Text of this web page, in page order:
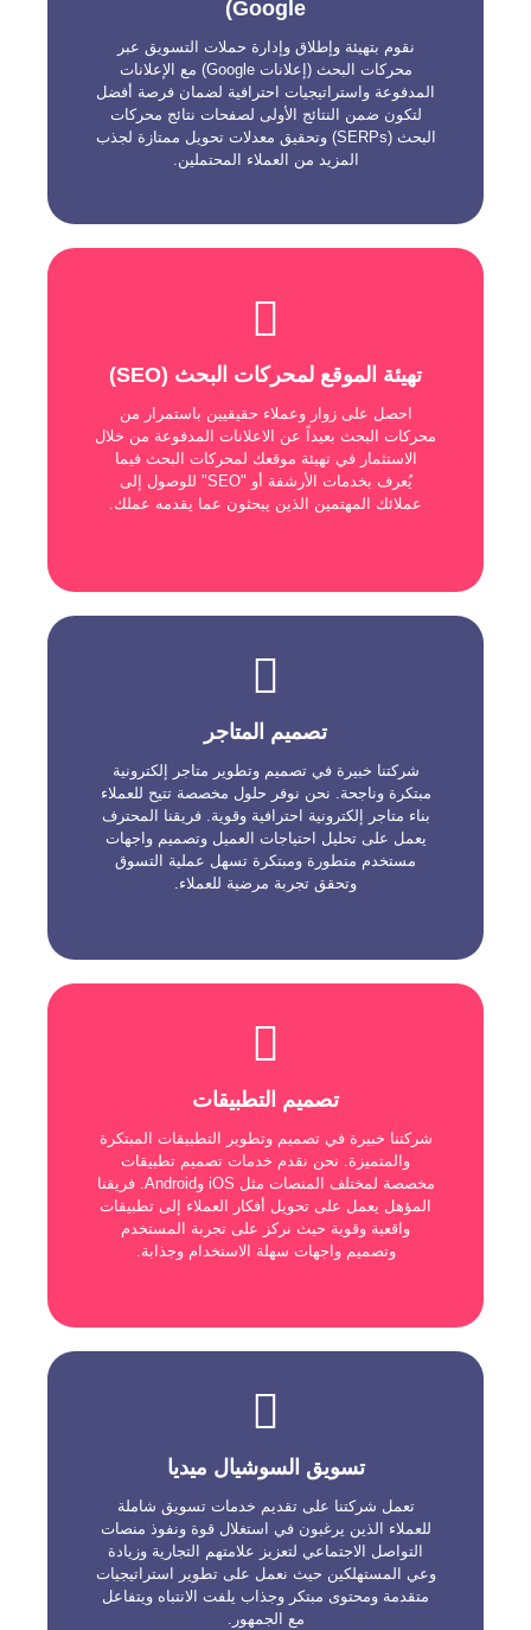
Google)
نقوم بتهيئة وإطلاق وإدارة حملات التسويق عبر
محركات البحث (إعلانات Google) مع الإعلانات
المدفوعة واستراتيجيات احترافية لضمان فرصة أفضل
لتكون ضمن النتائج الأولى لصفحات نتائج محركات
البحث (SERPs) وتحقيق معدلات تحويل ممتازة لجذب
المزيد من العملاء المحتملين.
للحملات الإعلانية الرقمية، واجذب المزيد من العملاء
المحتملين بإعلانات التسويق المدفوعة عبر محرك
البحث جوجل.
تمتد خبرتنا الواسعة إلى تخطيط الحملات الإعلانية
التسويقية الناجحة على شبكة البحث وإنشائها
وإطلاقها وإدارتها.
تهيئة الموقع لمحركات البحث (SEO)
احصل على زوار وعملاء حقيقيين باستمرار من
محركات البحث بعيداً عن الاعلانات المدفوعة من خلال
الاستثمار في تهيئة موقعك لمحركات البحث فيما
يُعرف بخدمات الأرشفة أو "SEO" للوصول إلى
عملائك المهتمين الذين يبحثون عما يقدمه عملك.
SEO
بصفتنا شركة متخصصة ومحترفة في تحسين محركات
البحث (SEO) ، فإننا نمتلك خبرة ومهارات واسعة
لتحسين تهيئة مواقع الويب لمحركات البحث
ومستخدميها وهم "العملاء المحتملين" للترتيب في
نتائج البحث الأولى للكلمات الرئيسية المستهدفة
للبحث المختارة لتكون مرئية لعميلك التالي.
تصميم المتاجر
شركتنا خبيرة في تصميم وتطوير متاجر إلكترونية
مبتكرة وناجحة. نحن نوفر حلول مخصصة تتيح للعملاء
بناء متاجر إلكترونية احترافية وقوية. فريقنا المحترف
يعمل على تحليل احتياجات العميل وتصميم واجهات
مستخدم متطورة ومبتكرة تسهل عملية التسوق
وتحقق تجربة مرضية للعملاء.
نحن نهتم بتجربة المستخدم وتوفير وظائف متقدمة
نستخدم أحدث التقنيات والأدوات لضمان أداء فعال
وسرعة تحميل عالية. نحن نسعى لتحقيق نجاح العملاء
من خلال تصميم متاجر إلكترونية متميزة ونشرها
بشكل احترافي.
تصميم التطبيقات
شركتنا خبيرة في تصميم وتطوير التطبيقات المبتكرة
والمتميزة. نحن نقدم خدمات تصميم تطبيقات
مخصصة لمختلف المنصات مثل iOS وAndroid. فريقنا
المؤهل يعمل على تحويل أفكار العملاء إلى تطبيقات
واقعية وقوية حيث نركز على تجربة المستخدم
وتصميم واجهات سهلة الاستخدام وجذابة.
نستخدم أحدث التقنيات والأدوات لضمان أداء عالي
بالجودة والتفاصيل الدقيقة ونسعى لتحقيق رؤية
وأهداف عملائنا من خلال تصميم تطبيقات فريدة
ومبتكرة. نحن نقدم حلولًا شاملة من تصميم المفهوم
إلى تطوير واختبار التطبيق ونشره بشكل احترافي.
تسويق السوشيال ميديا
تعمل شركتنا على تقديم خدمات تسويق شاملة
للعملاء الذين يرغبون في استغلال قوة ونفوذ منصات
التواصل الاجتماعي لتعزيز علامتهم التجارية وزيادة
وعي المستهلكين حيث نعمل على تطوير استراتيجيات
متقدمة ومحتوى مبتكر وجذاب يلفت الانتباه ويتفاعل
مع الجمهور.
Social Media Marketing
نستخدم تقنيات التحليل والاستهداف المستهدف
لضمان تحقيق أقصى قدر من النتائج. فريقنا
المتخصص يتابع ويقيم الأداء ويقدم تقارير شاملة
لقياس تأثير حملات التسويق على وسائل التواصل
الاجتماعي. نحن نسعى لتحقيق نجاح عملائنا من خلال
تعزيز حضورهم الرقمي وبناء علاقات قوية مع الجمهور
المستهدف.